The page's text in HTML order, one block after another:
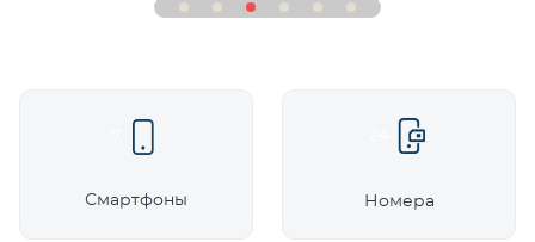
Смартфоны Номера